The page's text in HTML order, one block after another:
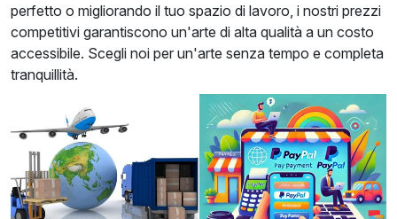
perfetto o migliorando il tuo spazio di lavoro, i nostri prezzi
competitivi garantiscono un'arte di alta qualità a un costo
accessibile. Scegli noi per un'arte senza tempo e completa
tranquillità.